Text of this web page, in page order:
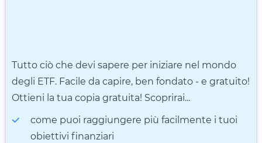
Tutto ciò che devi sapere per iniziare nel mondo
degli ETF. Facile da capire, ben fondato - e gratuito!
Ottieni la tua copia gratuita! Scoprirai...
come puoi raggiungere più facilmente i tuoi
obiettivi finanziari